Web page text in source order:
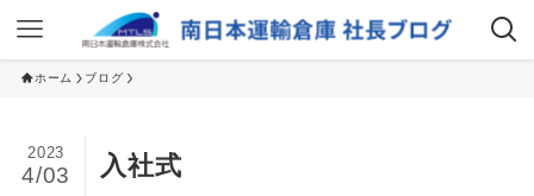
ホーム ブログ
入社式
2023
4/03